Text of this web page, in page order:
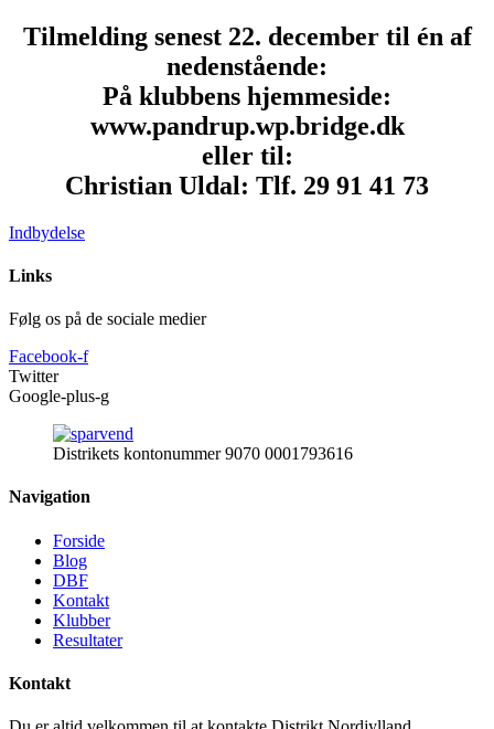
Tilmelding senest 22. december til én af
nedenstående:
På klubbens hjemmeside:
www.pandrup.wp.bridge.dk
eller til:
Christian Uldal: Tlf. 29 91 41 73
Indbydelse
Links
Følg os på de sociale medier
Facebook-f
Twitter
Google-plus-g
Distrikets kontonummer 9070 0001793616
Navigation
Forside
Blog
DBF
Kontakt
Klubber
Resultater
Kontakt